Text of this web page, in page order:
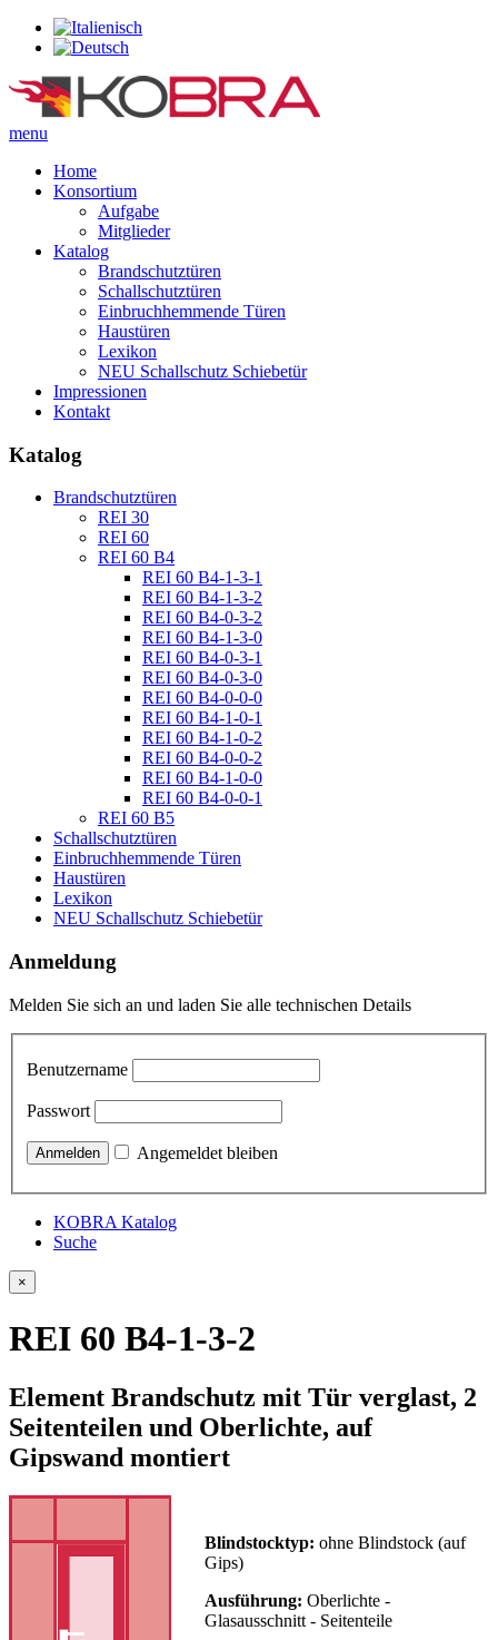
menu
Home
Konsortium
Aufgabe
Mitglieder
Katalog
Brandschutztüren
Schallschutztüren
Einbruchhemmende Türen
Haustüren
Lexikon
NEU Schallschutz Schiebetür
Impressionen
Kontakt
Katalog
Brandschutztüren
REI 30
REI 60
REI 60 B4
REI 60 B4-1-3-1
REI 60 B4-1-3-2
REI 60 B4-0-3-2
REI 60 B4-1-3-0
REI 60 B4-0-3-1
REI 60 B4-0-3-0
REI 60 B4-0-0-0
REI 60 B4-1-0-1
REI 60 B4-1-0-2
REI 60 B4-0-0-2
REI 60 B4-1-0-0
REI 60 B4-0-0-1
REI 60 B5
Schallschutztüren
Einbruchhemmende Türen
Haustüren
Lexikon
NEU Schallschutz Schiebetür
Anmeldung
Melden Sie sich an und laden Sie alle technischen Details
Benutzername
Passwort
Angemeldet bleiben
KOBRA Katalog
Suche
×
REI 60 B4-1-3-2
Element Brandschutz mit Tür verglast, 2
Seitenteilen und Oberlichte, auf
Gipswand montiert
Blindstocktyp: ohne Blindstock (auf
Gips)
Ausführung: Oberlichte -
Glasausschnitt - Seitenteile